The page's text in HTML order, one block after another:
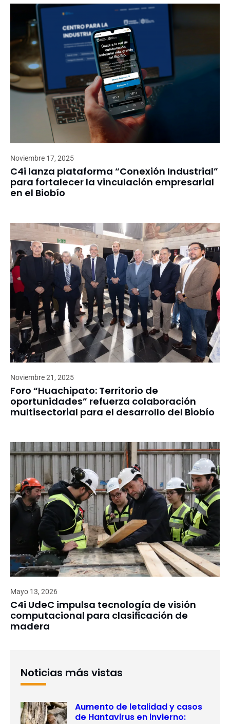
Noviembre 17, 2025
C4i lanza plataforma “Conexión Industrial”
para fortalecer la vinculación empresarial
en el Biobío
Noviembre 21, 2025
Foro “Huachipato: Territorio de
oportunidades” refuerza colaboración
multisectorial para el desarrollo del Biobío
Mayo 13, 2026
C4i UdeC impulsa tecnología de visión
computacional para clasificación de
madera
Noticias más vistas
Aumento de letalidad y casos
de Hantavirus en invierno: